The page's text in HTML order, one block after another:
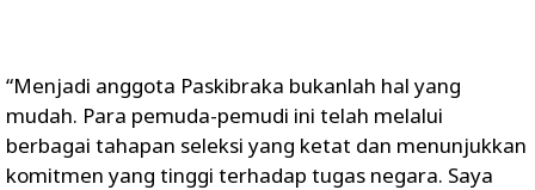
“Menjadi anggota Paskibraka bukanlah hal yang
mudah. Para pemuda-pemudi ini telah melalui
berbagai tahapan seleksi yang ketat dan menunjukkan
komitmen yang tinggi terhadap tugas negara. Saya